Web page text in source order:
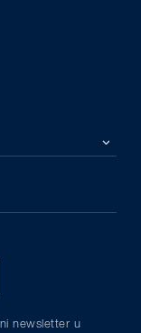
newsletter u